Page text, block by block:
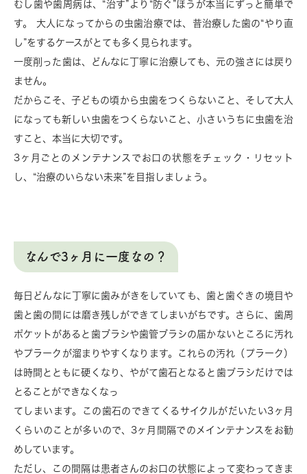
むし歯や歯周病は、“治す”より“防ぐ”ほうが本当にずっと簡単で
す。 大人になってからの虫歯治療では、昔治療した歯の“やり直
し”をするケースがとても多く見られます。
一度削った歯は、どんなに丁寧に治療しても、元の強さには戻り
ません。
だからこそ、子どもの頃から虫歯をつくらないこと、そして大人
になっても新しい虫歯をつくらないこと、小さいうちに虫歯を治
すこと、本当に大切です。
3ヶ月ごとのメンテナンスでお口の状態をチェック・リセット
し、“治療のいらない未来”を目指しましょう。
なんで3ヶ月に一度なの？
毎日どんなに丁寧に歯みがきをしていても、歯と歯ぐきの境目や
歯と歯の間には磨き残しができてしまいがちです。さらに、歯周
ポケットがあると歯ブラシや歯管ブラシの届かないところに汚れ
やプラークが溜まりやすくなります。これらの汚れ（プラーク）
は時間とともに硬くなり、やがて歯石となると歯ブラシだけでは
とることができなくなっ
てしまいます。この歯石のできてくるサイクルがだいたい3ヶ月
くらいのことが多いので、3ヶ月間隔でのメインテナンスをお勧
めしています。
ただし、この間隔は患者さんのお口の状態によって変わってきま